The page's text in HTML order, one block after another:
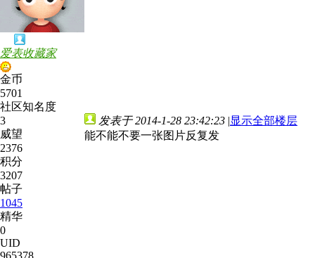
爱表收藏家
金币
5701
社区知名度
3
威望
2376
积分
3207
帖子
1045
精华
0
UID
965378
发表于 2014-1-28 23:42:23 |显示全部楼层
能不能不要一张图片反复发